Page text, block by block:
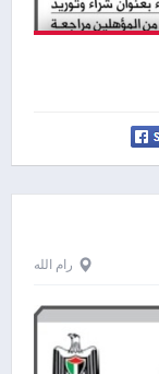
رام الله